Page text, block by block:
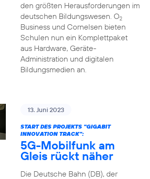
den größten Herausforderungen im
deutschen Bildungswesen. O2
Business und Cornelsen bieten
Schulen nun ein Komplettpaket
aus Hardware, Geräte-
Administration und digitalen
Bildungsmedien an.
13. Juni 2023
START DES PROJEKTS "GIGABIT
INNOVATION TRACK":
5G-Mobilfunk am
Gleis rückt näher
Die Deutsche Bahn (DB), der